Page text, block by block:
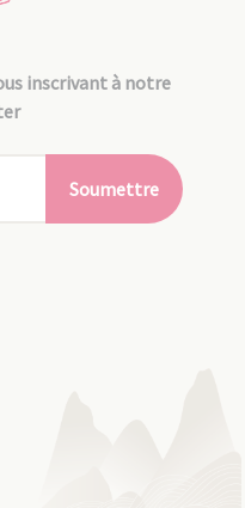
inscrivant à notre
Soumettre